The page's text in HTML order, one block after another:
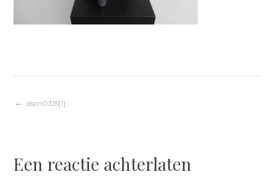
Berichtnavigatie
dscn0315[1]
Een reactie achterlaten